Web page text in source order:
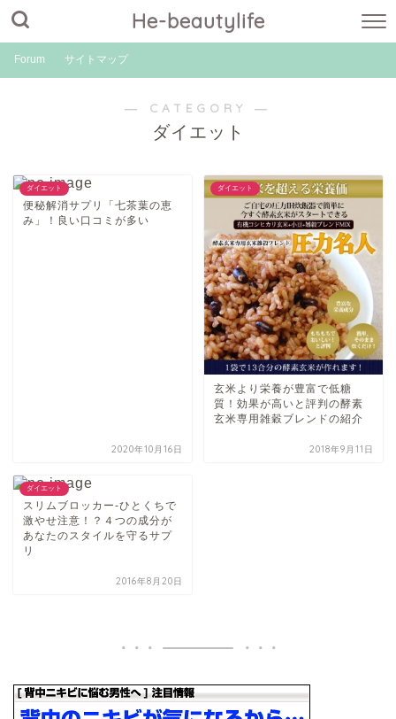
He-beautylife
Forum サイトマップ
― CATEGORY ―
ダイエット
ダイエット
便秘解消サプリ「七茶葉の恵
み」！良い口コミが多い
2020年10月16日
ダイエット
玄米より栄養が豊富で低糖
質！効果が高いと評判の酵素
玄米専用雑穀ブレンドの紹介
2018年9月11日
ダイエット
スリムブロッカー-ひとくちで
激やせ注意！？４つの成分が
あなたのスタイルを守るサプ
リ
2016年8月20日